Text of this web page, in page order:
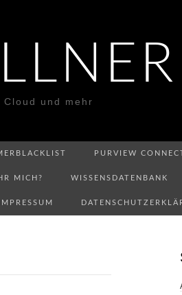
und mehr
PURVIEW
MICH? WISSENSDATENBANK
IMPRESSUM